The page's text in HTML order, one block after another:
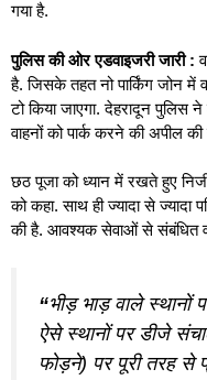
गया है.
पुलिस की ओर एडवाइजरी जारी :
है. जिसके तहत नो पार्किंग जोन
टो किया जाएगा. देहरादून पुलिस ने
वाहनों को पार्क करने की अपील की
छठ पूजा को ध्यान में रखते हुए
को कहा. साथ ही ज्यादा से ज्यादा
की है. आवश्यक सेवाओं से संबंधित
“भीड़ भाड़ वाले
ऐसे स्थानों पर डीजे
फोड़ने) पर पूरी तरह से